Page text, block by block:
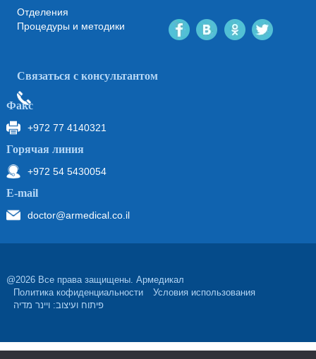
Отделения
Процедуры и методики
Связаться с консультантом
Факс
+972 77 4140321
Горячая линия
+972 54 5430054
Е-mail
doctor@armedical.co.il
@2026 Все права защищены. Армедикал
Политика кофиденциальности
Условия использования
פיתוח ועיצוב: ויינר מדיה